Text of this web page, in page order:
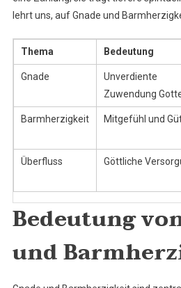
lehrt uns, auf Gnade und
Thema Bedeutung
Gnade
Unverdiente
Zuwendung
Barmherzigkeit Mitgefühl und
Überfluss Göttliche
Bedeutung
und